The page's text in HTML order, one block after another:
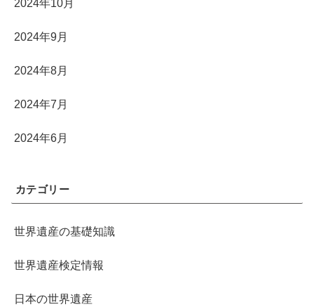
2024年10月
2024年9月
2024年8月
2024年7月
2024年6月
カテゴリー
世界遺産の基礎知識
世界遺産検定情報
日本の世界遺産